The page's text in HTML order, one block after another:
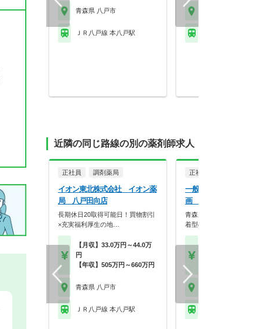
青森県 八戸市
ＪＲ八戸線 本八戸駅
近隣の同じ路線の別の薬剤師求人
正社員 調剤薬局
イオン東北株式会社 イオン薬
局 八戸田向店
長期休日20取得可能日！買物割引
×充実福利厚生の地…
【月収】33.0万円～44.0万
円
【年収】505万円～660万円
青森県 八戸市
ＪＲ八戸線 本八戸駅
正社員
一般社団法人あおもり健
画 あけぼの薬局 八戸店
青森県内に5店舗を展開！地
着型の薬局です。